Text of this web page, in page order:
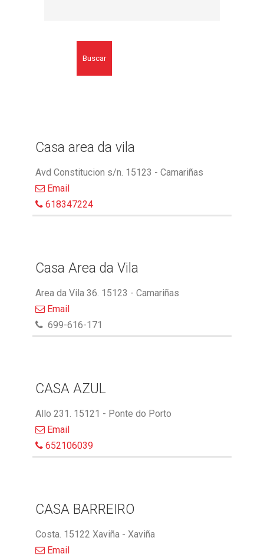
Buscar
Casa area da vila
Avd Constitucion s/n. 15123 - Camariñas
Email
618347224
Casa Area da Vila
Area da Vila 36. 15123 - Camariñas
Email
699-616-171
CASA AZUL
Allo 231. 15121 - Ponte do Porto
Email
652106039
CASA BARREIRO
Costa. 15122 Xaviña - Xaviña
Email